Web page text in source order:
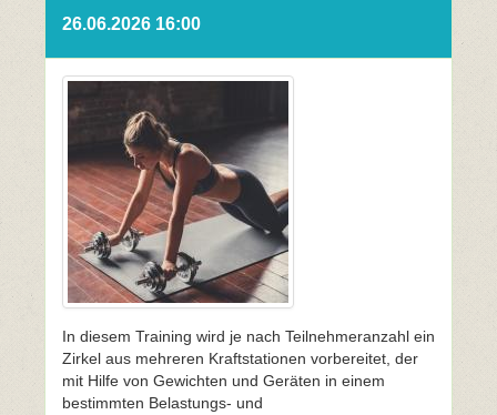
26.06.2026 16:00
In diesem Training wird je nach Teilnehmeranzahl ein
Zirkel aus mehreren Kraftstationen vorbereitet, der
mit Hilfe von Gewichten und Geräten in einem
bestimmten Belastungs- und